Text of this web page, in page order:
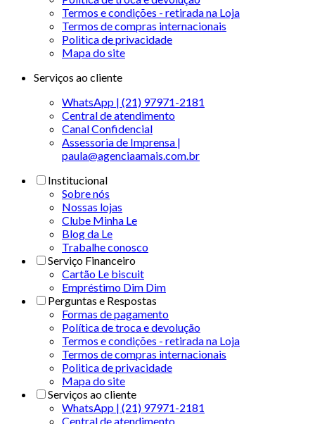
Termos e condições - retirada na Loja
Termos de compras internacionais
Politica de privacidade
Mapa do site
Serviços ao cliente
WhatsApp | (21) 97971-2181
Central de atendimento
Canal Confidencial
Assessoria de Imprensa |
paula@agenciaamais.com.br
Institucional
Sobre nós
Nossas lojas
Clube Minha Le
Blog da Le
Trabalhe conosco
Serviço Financeiro
Cartão Le biscuit
Empréstimo Dim Dim
Perguntas e Respostas
Formas de pagamento
Política de troca e devolução
Termos e condições - retirada na Loja
Termos de compras internacionais
Politica de privacidade
Mapa do site
Serviços ao cliente
WhatsApp | (21) 97971-2181
Central de atendimento